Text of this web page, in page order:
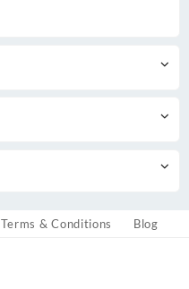
Terms & Conditions Blog